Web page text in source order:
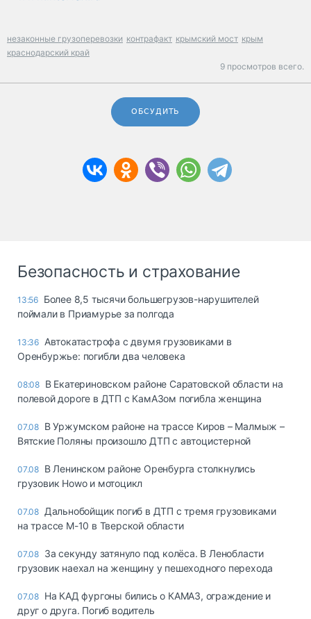
незаконные грузоперевозки контрафакт крымский мост крым
краснодарский край
9 просмотров всего.
ОБСУДИТЬ
Безопасность и страхование
13:56 Более 8,5 тысячи большегрузов-нарушителей
поймали в Приамурье за полгода
13:36 Автокатастрофа с двумя грузовиками в
Оренбуржье: погибли два человека
08:08 В Екатериновском районе Саратовской области на
полевой дороге в ДТП с КамАЗом погибла женщина
07.08 В Уржумском районе на трассе Киров – Малмыж –
Вятские Поляны произошло ДТП с автоцистерной
07.08 В Ленинском районе Оренбурга столкнулись
грузовик Howo и мотоцикл
07.08 Дальнобойщик погиб в ДТП с тремя грузовиками
на трассе М-10 в Тверской области
07.08 За секунду затянуло под колёса. В Ленобласти
грузовик наехал на женщину у пешеходного перехода
07.08 На КАД фургоны бились о КАМАЗ, ограждение и
друг о друга. Погиб водитель